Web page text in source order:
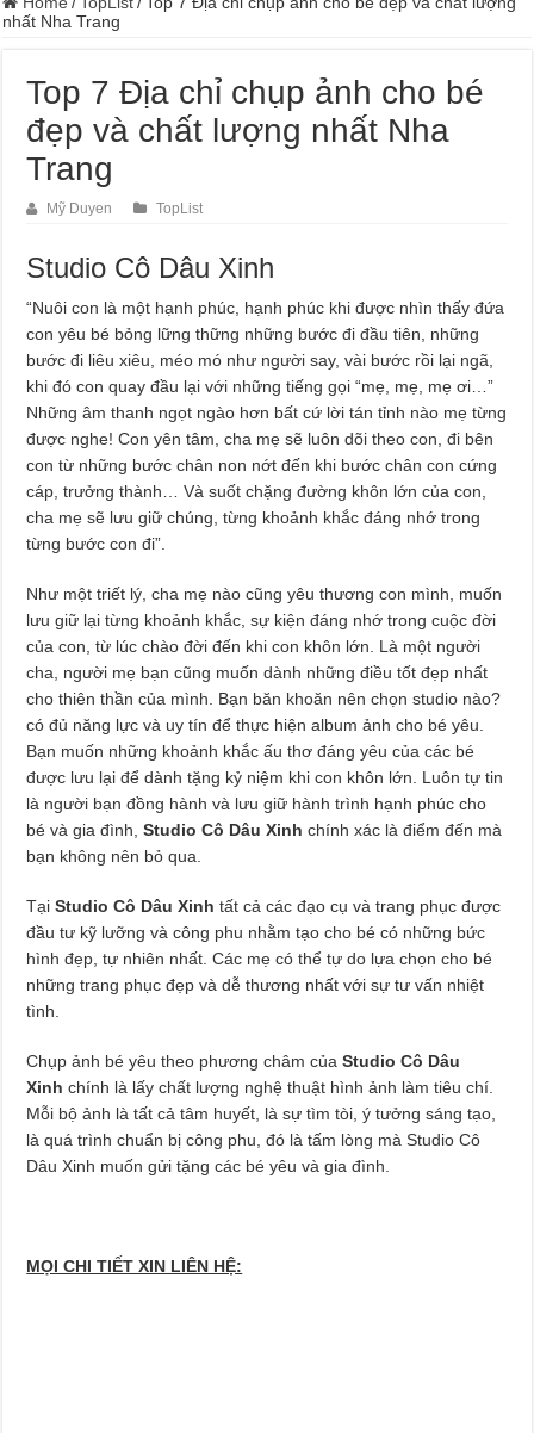
nhất Nha Trang
Top 7 Địa chỉ chụp ảnh cho bé
đẹp và chất lượng nhất Nha
Trang
Mỹ Duyen TopList
Studio Cô Dâu Xinh
“Nuôi con là một hạnh phúc, hạnh phúc khi được nhìn thấy đứa
con yêu bé bỏng lững thững những bước đi đầu tiên, những
bước đi liêu xiêu, méo mó như người say, vài bước rồi lại ngã,
khi đó con quay đầu lại với những tiếng gọi “mẹ, mẹ, mẹ ơi…”
Những âm thanh ngọt ngào hơn bất cứ lời tán tỉnh nào mẹ từng
được nghe! Con yên tâm, cha mẹ sẽ luôn dõi theo con, đi bên
con từ những bước chân non nớt đến khi bước chân con cứng
cáp, trưởng thành… Và suốt chặng đường khôn lớn của con,
cha mẹ sẽ lưu giữ chúng, từng khoảnh khắc đáng nhớ trong
từng bước con đi”.
Như một triết lý, cha mẹ nào cũng yêu thương con mình, muốn
lưu giữ lại từng khoảnh khắc, sự kiện đáng nhớ trong cuộc đời
của con, từ lúc chào đời đến khi con khôn lớn. Là một người
cha, người mẹ bạn cũng muốn dành những điều tốt đẹp nhất
cho thiên thần của mình. Bạn băn khoăn nên chọn studio nào?
có đủ năng lực và uy tín để thực hiện album ảnh cho bé yêu.
Bạn muốn những khoảnh khắc ấu thơ đáng yêu của các bé
được lưu lại để dành tặng kỷ niệm khi con khôn lớn. Luôn tự tin
là người bạn đồng hành và lưu giữ hành trình hạnh phúc cho
bé và gia đình,Studio Cô Dâu Xinh chính xác là điểm đến mà
bạn không nên bỏ qua.
TạiStudio Cô Dâu Xinh tất cả các đạo cụ và trang phục được
đầu tư kỹ lưỡng và công phu nhằm tạo cho bé có những bức
hình đẹp, tự nhiên nhất. Các mẹ có thể tự do lựa chọn cho bé
những trang phục đẹp và dễ thương nhất với sự tư vấn nhiệt
tình.
Chụp ảnh bé yêu theo phương châm củaStudio Cô Dâu
Xinh chính là lấy chất lượng nghệ thuật hình ảnh làm tiêu chí.
Mỗi bộ ảnh là tất cả tâm huyết, là sự tìm tòi, ý tưởng sáng tạo,
là quá trình chuẩn bị công phu, đó là tấm lòng mà Studio Cô
Dâu Xinh muốn gửi tặng các bé yêu và gia đình.
MỌI CHI TIẾT XIN LIÊN HỆ: